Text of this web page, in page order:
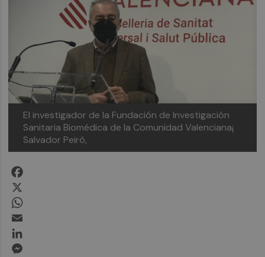
El investigador de la Fundación de Investigación
Sanitaria Biomédica de la Comunidad Valenciana¡
Salvador Peiró,